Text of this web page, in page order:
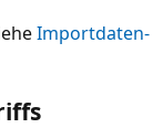
Importdaten-